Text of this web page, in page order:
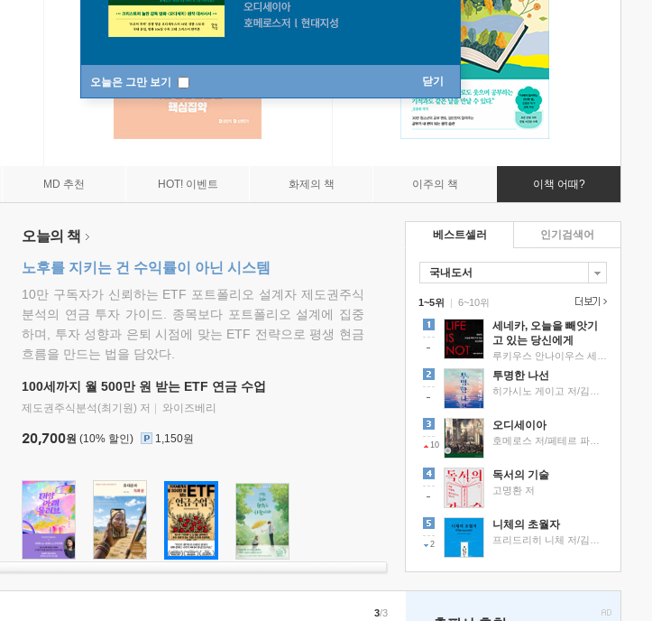
오늘은 그만 보기 닫기
MD 추천 HOT! 이벤트 화제의 책 이주의 책 이책 어때?
오늘의 책
노후를 지키는 건 수익률이 아닌 시스템
10만 구독자가 신뢰하는 ETF 포트폴리오 설계자 제도권주식
분석의 연금 투자 가이드. 종목보다 포트폴리오 설계에 집중
하며, 투자 성향과 은퇴 시점에 맞는 ETF 전략으로 평생 현금
흐름을 만드는 법을 담았다.
100세까지 월 500만 원 받는 ETF 연금 수업
제도권주식분석(최기원) 저 와이즈베리
20,700원 (10% 할인) 1,150원
베스트셀러
국내도서
1~5위 |
세네카, 오늘을 빼앗기
고 있는 당신에게
투명한 나선
10
오디세이아
독서의 기술
고명환 저
2
니체의 초월자
6~10위
인기검색어
3/3